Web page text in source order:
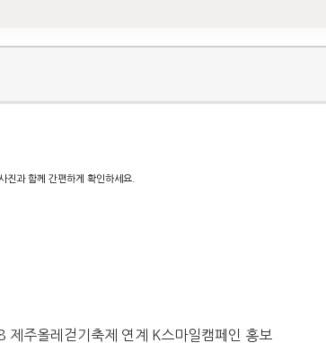
진과 함께 간편하게 확인하세요.
제주올레걷기축제 연계 K스마일캠페인 홍보